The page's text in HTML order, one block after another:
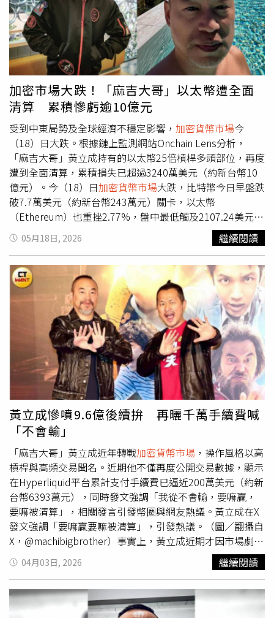
（圖／翻攝自X）麻吉大哥遭遇爆倉，短短8小時10度爆
倉。（圖／翻攝自X）幣市大逃殺引發連環清算！麻吉大哥
帳戶慘遭血洗剩5.2萬美元這波加密貨幣寒冬攻勢兇猛，比
特幣與以太幣賣壓依舊沉重，隨著大盤全面暴跌，黃立成的
合約部位也迎來毀滅性打擊。鏈上數據顯示，他在8小時內
被交易所的清算引擎連續強制平倉高達10次，原本雄厚的資
產瞬間被洗到僅剩5.2萬美元。正當外界以為他會停損收手
時，黃立成卻選擇正面硬剛熊市，隨後瘋狂擴大槓桿，將自
己的以太幣（ETH）多頭部位一路往上加碼到整整1,075
枚。據Lookonchain計算，黃立成加碼後的以太幣多頭部位
總價值高達約171萬美元（約新台幣5,399萬元），而他最
新的合約強制平倉價格被設定在1,560.81美元。黃立成瘋狂
加倉買進，網友直呼是巔峰操作。（圖／翻攝自黃立成
Threads）「不是天才就是妄想症」！網驚呆：他是在跟清
算引擎打Boss戰這項近乎瘋狂的「凹單」舉動在社交平台X
上曝光後，瞬間引爆海內外網友的瘋狂熱議。不少投資人驚
呼連連，直言「在慘遭血洗的時候還繼續對虧損部位加碼，
這不是天才就是妄想症發作，希望他沒動用借來的Ape（無
聊猿）流動資金來玩」，也有人調侃這大概是他之前賣掉無
聊猿賺來的以太幣去處。更有大批吃瓜網友紛紛拜服表示
「8小時內被爆倉10次，竟然還在加碼做多，這真的是『最
麻吉大哥』的巔峰操作。到這地步，他已經不是在交易了，
而是在跟交易所的清算引擎打Boss戰」。不論結局如何，
麻吉大哥驚人的財力與大心臟，再度刷新了幣圈民眾的認
知。根據鏈上分析團隊Lookonchain的最新監測，黃立成在
短短8小時內瘋狂遭遇10次強制平倉（爆倉），帳戶資金一
度被震盪到只剩下約5.2萬美元（約新台幣164.2萬元）。
（圖／截自X @lookonchain）《民視新聞網》提醒您：內
容僅供參考，投資人於決策時應審慎評估風險，並就投資結
果自行負責。
加密市場大跌！「麻吉大哥」以太幣遭全面
清算 累積慘虧逾10億元
受到中東局勢及全球經濟不穩定影響， 加密貨幣市場今
（18）日大跌。根據鏈上監測網站Onchain Lens分析，
「麻吉大哥」黃立成持有的以太幣25倍槓桿多頭部位，再度
遭到全面清算，累積損失已超過3240萬美元（約新台幣10
億元）。今（18）日加密貨幣市場大跌，比特幣今日早盤跌
破7.7萬美元（約新台幣243萬元）關卡，以太幣
（Ethereum）也重挫2.77%，盤中最低觸及2107.24美元
（約新台幣6.6萬元）。對此，鏈上監測網站Onchain Lens
在X發文指出，受到市場突然暴跌影響，「麻吉大哥
（machibigbrother）」黃立成持有的以太幣25倍槓桿多頭
部位，再次被完全清算。不過，黃立成似乎還未放棄，不久
後又買入新的以太幣做多25倍槓桿。Onchain Lens統計，
目前黃立成累積虧損金額已超過3240萬美元，約新台幣約
10億元，「但他似乎不打算就此停手」。貼文曝光後，有網
友在底下留言表示「賭博永不停歇！」截至目前為止，黃立
成並未針對此事做出回應。
05月18日, 2026 繼續閱讀
黃立成慘噴9.6億後續拚 再曬千萬手續費喊
「不會輸」
「麻吉大哥」黃立成近年轉戰加密貨幣市場 ，操作風格以高
槓桿與高頻交易聞名。近期他不僅再度公開交易數據，顯示
在Hyperliquid平台累計支付手續費已逼近200萬美元（約新
台幣6393萬元），同時發文強調「我從不會輸，要嘛贏，
要嘛被清算」，相關發言引發幣圈與網友熱議。黃立成在X
發文強調「要嘛贏要嘛被清算」，引發熱議。（圖／翻攝自
X，@machibigbrother）事實上，黃立成近期才因市場劇烈
波動傳出重大虧損。回顧3月22日虛擬貨幣價格震盪，他持
有的多單部位因無法承受跌幅而遭強制平倉，短時間內損失
約3022萬美元（約新台幣9.6億元），帳戶資產更一度從數
億元規模大幅縮減至約15.8萬美元（約新台幣506萬元），
資金縮水幅度引發關注。儘管面臨近10億元虧損，黃立成仍
04月03日, 2026 繼續閱讀